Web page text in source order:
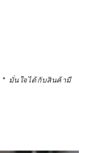
* มั่นใจได้กับสินค้ามี